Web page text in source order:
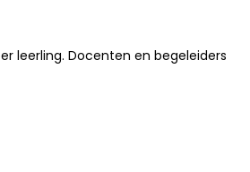
leerling. Docenten en begeleiders